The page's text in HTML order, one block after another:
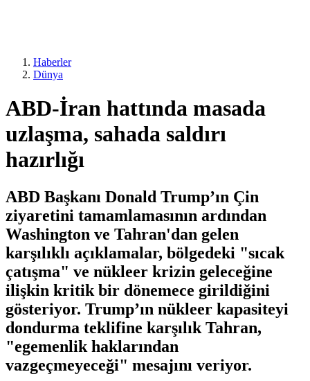
Haberler
Dünya
ABD-İran hattında masada
uzlaşma, sahada saldırı
hazırlığı
ABD Başkanı Donald Trump’ın Çin
ziyaretini tamamlamasının ardından
Washington ve Tahran'dan gelen
karşılıklı açıklamalar, bölgedeki "sıcak
çatışma" ve nükleer krizin geleceğine
ilişkin kritik bir dönemece girildiğini
gösteriyor. Trump’ın nükleer kapasiteyi
dondurma teklifine karşılık Tahran,
"egemenlik haklarından
vazgeçmeyeceği" mesajını veriyor.